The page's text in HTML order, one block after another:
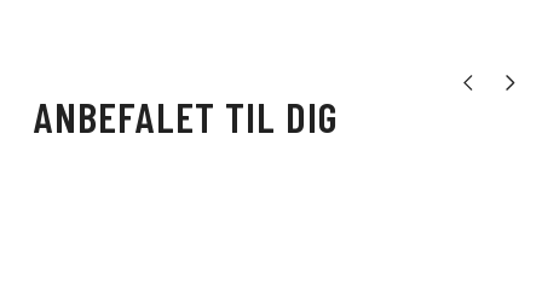
ANBEFALET TIL DIG
Vis tidligere
Vis